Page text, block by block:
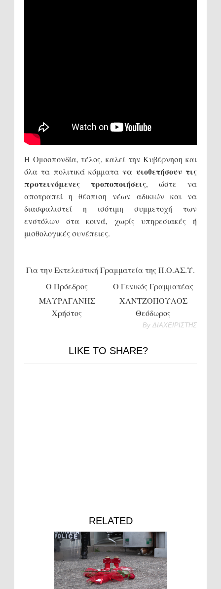
Η Ομοσπονδία, τέλος, καλεί την Κυβέρνηση και
όλα τα πολιτικά κόμματανα υιοθετήσουν τις
προτεινόμενες τροποποιήσεις, ώστε να
αποτραπεί η θέσπιση νέων αδικιών και να
διασφαλιστεί η ισότιμη συμμετοχή των
ενστόλων στα κοινά, χωρίς υπηρεσιακές ή
μισθολογικές συνέπειες.
Για την Εκτελεστική Γραμματεία της Π.Ο.ΑΣ.Υ.
O Πρόεδρος
Ο Γενικός Γραμματέας
ΜΑΥΡΑΓΑΝΗΣ
Χρήστος
ΧΑΝΤΖΟΠΟΥΛΟΣ
Θεόδωρος
By ΔΙΑΧΕΙΡΙΣΤΗΣ
LIKE TO SHARE?
RELATED